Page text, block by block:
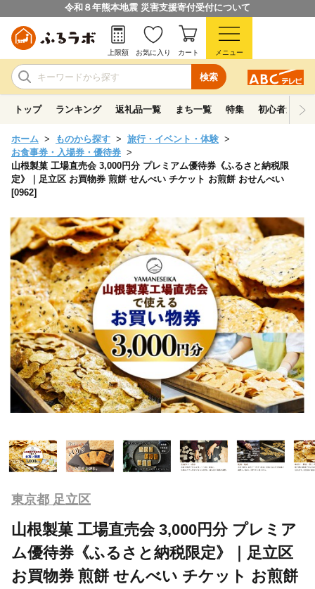
令和８年熊本地震 災害支援寄付受付について
検索
上限額 お気に入り カート メニュー
トップ ランキング 返礼品一覧 まち一覧 特集 初心者ガイド
ホーム ものから探す
旅行・イベント・体験
お食事券・入場券・優待券
山根製菓 工場直売会 3,000円分 プレミアム優待券《ふるさと納税限
定》｜足立区 お買物券 煎餅 せんべい チケット お煎餅 おせんべい
[0962]
東京都 足立区
山根製菓 工場直売会 3,000円分 プレミア
ム優待券《ふるさと納税限定》｜足立区
お買物券 煎餅 せんべい チケット お煎餅